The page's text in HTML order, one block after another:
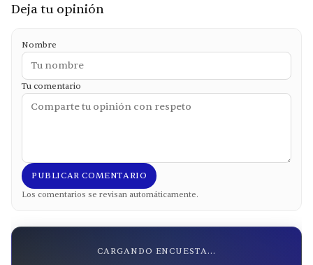
Deja tu opinión
Nombre
Tu comentario
PUBLICAR COMENTARIO
Los comentarios se revisan automáticamente.
CARGANDO ENCUESTA...